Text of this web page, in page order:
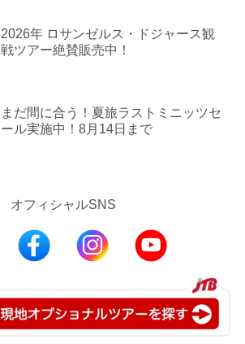
2026年 ロサンゼルス・ドジャース観
戦ツアー絶賛販売中！
まだ間に合う！夏旅ラストミニッツセ
ール実施中！8月14日まで
オフィシャルSNS